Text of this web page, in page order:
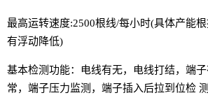
最高运转速度:2500根线/每小时(具体产能
有浮动降低)
基本检测功能：电线有无，电线打结，端
常，端子压力监测，端子插入后拉到位检